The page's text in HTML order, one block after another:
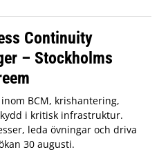
Continuity
– Stockholms
BCM, krishantering,
i kritisk infrastruktur.
leda övningar och driva
30 augusti.